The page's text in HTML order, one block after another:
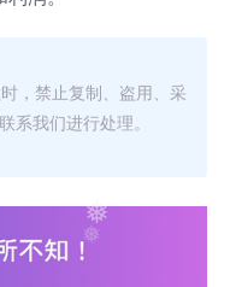
❅
❅
，禁止复制、盗用、采
我们进行处理。